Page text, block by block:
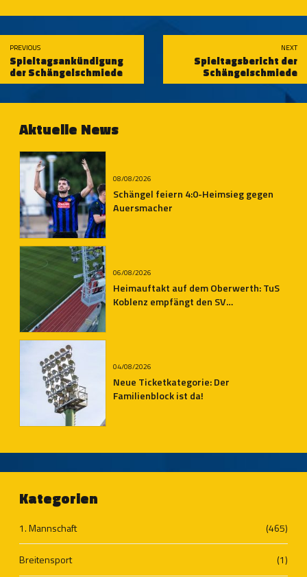
PREVIOUS
Spieltagsankündigung
der Schängelschmiede
NEXT
Spieltagsbericht der
Schängelschmiede
Aktuelle News
08/08/2026
Schängel feiern 4:0-Heimsieg gegen
Auersmacher
06/08/2026
Heimauftakt auf dem Oberwerth: TuS
Koblenz empfängt den SV
04/08/2026
Neue Ticketkategorie: Der
Familienblock ist da!
Kategorien
1. Mannschaft (465)
Breitensport (1)